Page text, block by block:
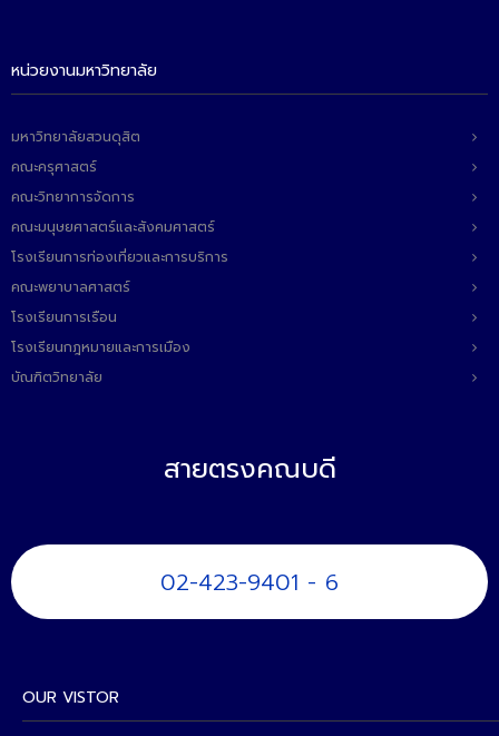
หน่วยงานมหาวิทยาลัย
มหาวิทยาลัยสวนดุสิต
คณะครุศาสตร์
คณะวิทยาการจัดการ
คณะมนุษยศาสตร์และสังคมศาสตร์
โรงเรียนการท่องเที่ยวและการบริการ
คณะพยาบาลศาสตร์
โรงเรียนการเรือน
โรงเรียนกฎหมายและการเมือง
บัณฑิตวิทยาลัย
สายตรงคณบดี
02-423-9401 - 6
OUR VISTOR